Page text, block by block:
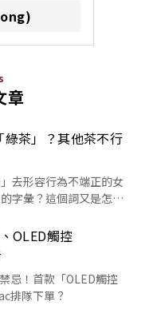
章
綠茶」？其他茶不行
去形容行為不端正的女
字彙？這個詞又是怎麼
OLED觸控
忌！首款「OLED觸控
排隊下單？